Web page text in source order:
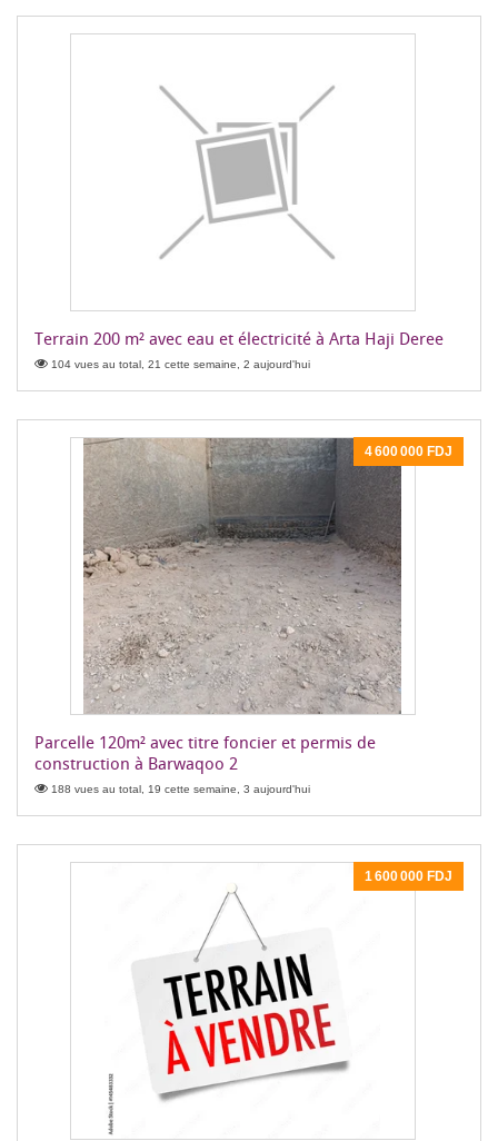
Terrain 200 m² avec eau et électricité à Arta Haji Deree
104 vues au total, 21 cette semaine, 2 aujourd'hui
4 600 000 FDJ
Parcelle 120m² avec titre foncier et permis de
construction à Barwaqoo 2
188 vues au total, 19 cette semaine, 3 aujourd'hui
1 600 000 FDJ